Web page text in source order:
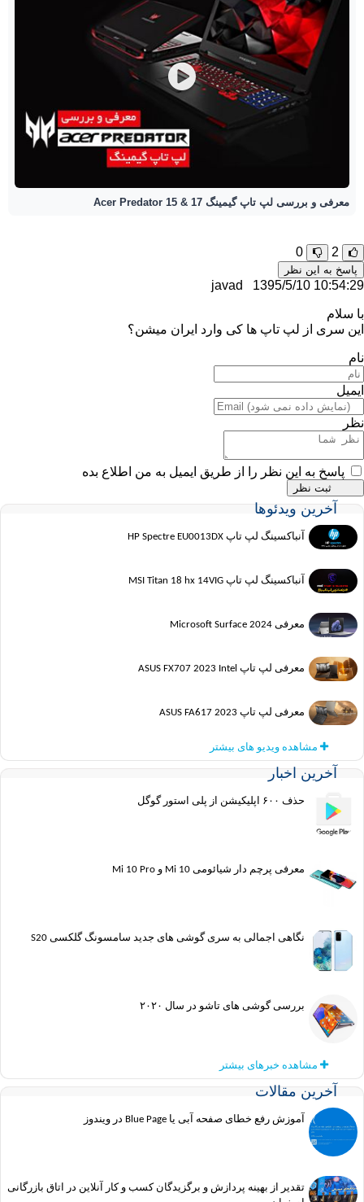
معرفی و بررسی لپ تاپ گیمینگ Acer Predator 15 & 17
2
0
پاسخ به این نظر
javad 1395/5/10 10:54:29
با سلام
این سری از لپ تاپ ها کی وارد ایران میشن؟
نام
ایمیل
نظر
پاسخ به این نظر را از طریق ایمیل به من اطلاع بده
آخرین ویدئوها
آنباکسینگ لپ تاپ HP Spectre EU0013DX
آنباکسینگ لپ تاپ MSI Titan 18 hx 14VIG
معرفی Microsoft Surface 2024
معرفی لپ تاپ ASUS FX707 2023 Intel
معرفی لپ تاپ ASUS FA617 2023
مشاهده ویدیو های بیشتر
آخرین اخبار
حذف ۶۰۰ اپلیکیشن از پلی استور گوگل
معرفی پرچم دار شیائومی Mi 10 و Mi 10 Pro
نگاهی اجمالی به سری گوشی های جدید سامسونگ گلکسی S20
بررسی گوشی های تاشو در سال ۲۰۲۰
مشاهده خبرهای بیشتر
آخرین مقالات
آموزش رفع خطای صفحه آبی یا Blue Page در ویندوز
تقدیر از بهینه پردازش و برگزیدگان کسب و کار آنلاین در اتاق بازرگانی